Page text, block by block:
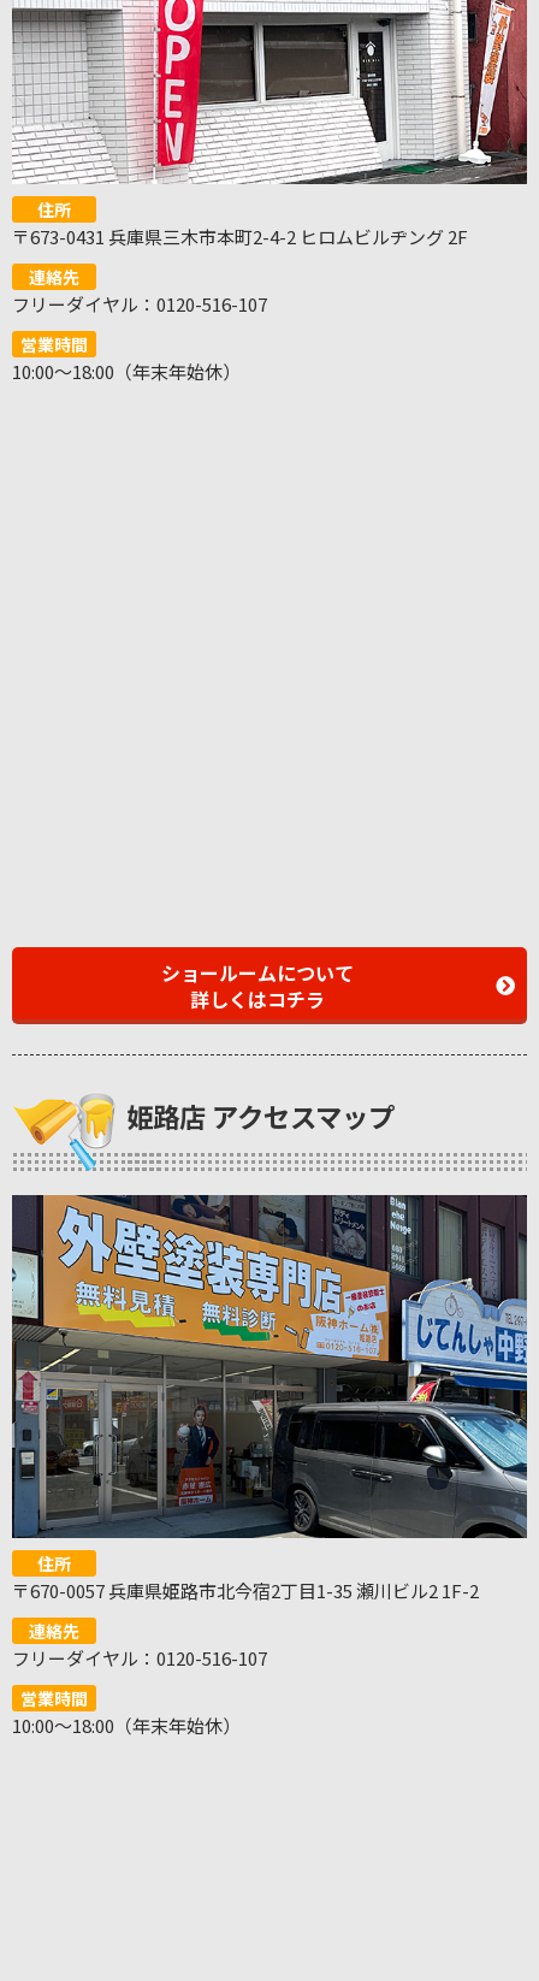
住所
〒673-0431 兵庫県三木市本町2-4-2 ヒロムビルヂング 2F
連絡先
フリーダイヤル：0120-516-107
営業時間
10:00～18:00（年末年始休）
ショールームについて
詳しくはコチラ
姫路店 アクセスマップ
住所
〒670-0057 兵庫県姫路市北今宿2丁目1-35 瀬川ビル2 1F-2
連絡先
フリーダイヤル：0120-516-107
営業時間
10:00～18:00（年末年始休）